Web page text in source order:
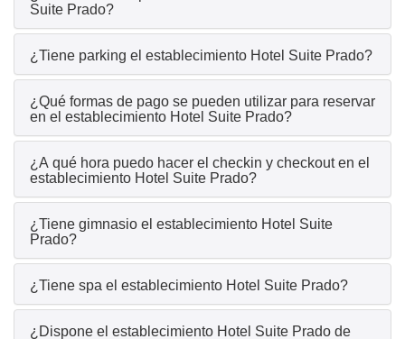
Suite Prado?
¿Tiene parking el establecimiento Hotel Suite Prado?
¿Qué formas de pago se pueden utilizar para reservar
en el establecimiento Hotel Suite Prado?
¿A qué hora puedo hacer el checkin y checkout en el
establecimiento Hotel Suite Prado?
¿Tiene gimnasio el establecimiento Hotel Suite
Prado?
¿Tiene spa el establecimiento Hotel Suite Prado?
¿Dispone el establecimiento Hotel Suite Prado de